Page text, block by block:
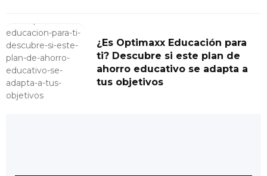
¿Es Optimaxx Educación para
ti? Descubre si este plan de
ahorro educativo se adapta a
tus objetivos